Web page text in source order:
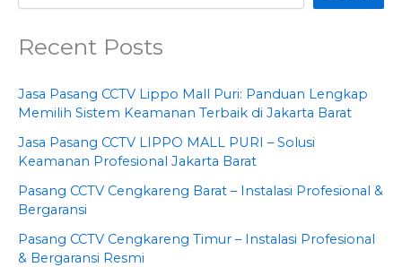
Recent Posts
Jasa Pasang CCTV Lippo Mall Puri: Panduan Lengkap
Memilih Sistem Keamanan Terbaik di Jakarta Barat
Jasa Pasang CCTV LIPPO MALL PURI – Solusi
Keamanan Profesional Jakarta Barat
Pasang CCTV Cengkareng Barat – Instalasi Profesional &
Bergaransi
Pasang CCTV Cengkareng Timur – Instalasi Profesional
& Bergaransi Resmi